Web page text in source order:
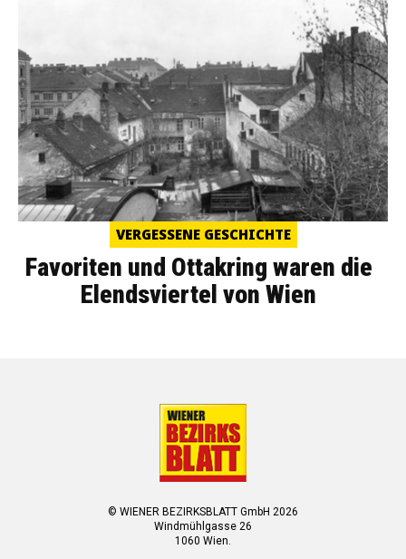
VERGESSENE GESCHICHTE
Favoriten und Ottakring waren die
Elendsviertel von Wien
© WIENER BEZIRKSBLATT GmbH 2026
Windmühlgasse 26
1060 Wien.